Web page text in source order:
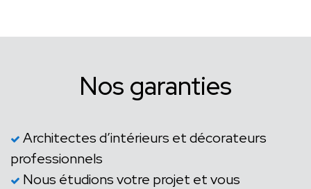
Nos garanties
Architectes d’intérieurs et décorateurs
professionnels
Nous étudions votre projet et vous